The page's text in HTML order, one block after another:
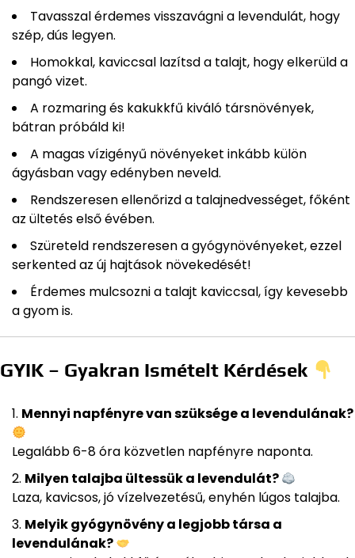
Tavasszal érdemes visszavágni a levendulát, hogy
szép, dús legyen.
Homokkal, kaviccsal lazítsd a talajt, hogy elkerüld a
pangó vizet.
A rozmaring és kakukkfű kiváló társnövények,
bátran próbáld ki!
A magas vízigényű növényeket inkább külön
ágyásban vagy edényben neveld.
Rendszeresen ellenőrizd a talajnedvességet, főként
az ültetés első évében.
Szüreteld rendszeresen a gyógynövényeket, ezzel
serkented az új hajtások növekedését!
Érdemes mulcsozni a talajt kaviccsal, így kevesebb
a gyom is.
GYIK – Gyakran Ismételt Kérdések
Mennyi napfényre van szüksége a levendulának?
Legalább 6-8 óra közvetlen napfényre naponta.
Milyen talajba ültessük a levendulát?
Laza, kavicsos, jó vízelvezetésű, enyhén lúgos talajba.
Melyik gyógynövény a legjobb társa a
levendulának?